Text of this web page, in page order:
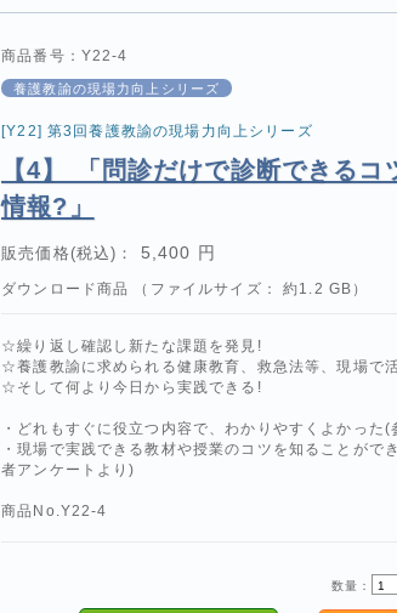
商品番号：Y22-4
養護教諭の現場力向上シリーズ
[Y22] 第3回養護教諭の現場力向上シリーズ
【4】 「問診だけで診断できる
情報?」
販売価格(税込)： 5,400 円
ダウンロード商品 （ファイルサイズ： 約1.2 GB）
☆繰り返し確認し新たな課題を発見!
☆養護教諭に求められる健康教育、救急法等、現場で
☆そして何より今日から実践できる!
・どれもすぐに役立つ内容で、わかりやすくよかった
・現場で実践できる教材や授業のコツを知ることがで
者アンケートより)
商品No.Y22-4
数量：